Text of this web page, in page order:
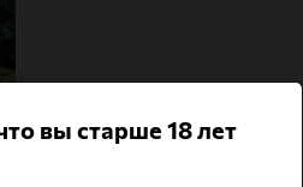
вы старше 18 лет